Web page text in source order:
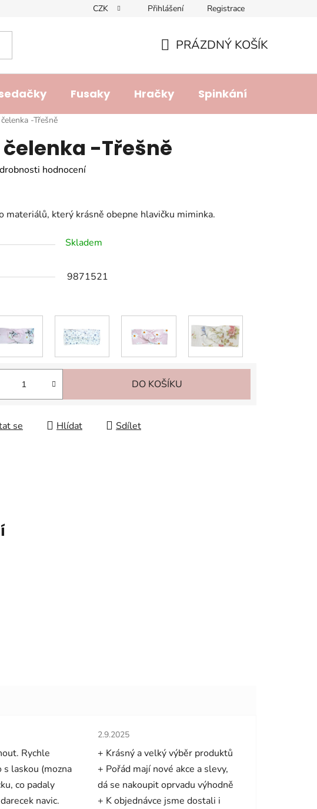
Doprava a platba Lhůta pro vyřízení reklamace
CZK Přihlášení Registrace
KOŠÍK
PRÁZDNÝ KOŠÍK
Fusaky Hračky Spinkání
-Třešně
-Třešně
hodnocení
materiálů, který krásně obepne hlavičku miminka.
Skladem
9871521
DO KOŠÍKU
se Hlídat Sdílet
je 5 z 5 hvězdiček.
Rychle
laskou (mozna
co padaly
navic.
Hodnocení obchodu je 5 z 5 hvězdiček.
2.9.2025
+ Krásný a velký výběr produktů
+ Pořád mají nové akce a slevy,
dá se nakoupit oprvadu výhodně
+ K objednávce jsme dostali i